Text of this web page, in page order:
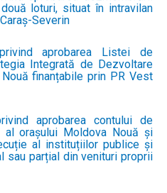
loturi, situat în intravilan
Severin
aprobarea Listei de
Integrată de Dezvoltare
finanțabile prin PR Vest
aprobarea contului de
orașului Moldova Nouă și
al instituțiilor publice și
sau parțial din venituri proprii